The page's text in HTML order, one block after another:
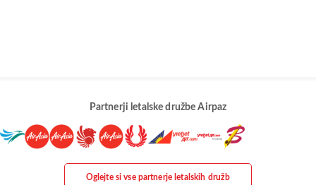
Partnerji letalske družbe Airpaz
Oglejte si vse partnerje letalskih družb